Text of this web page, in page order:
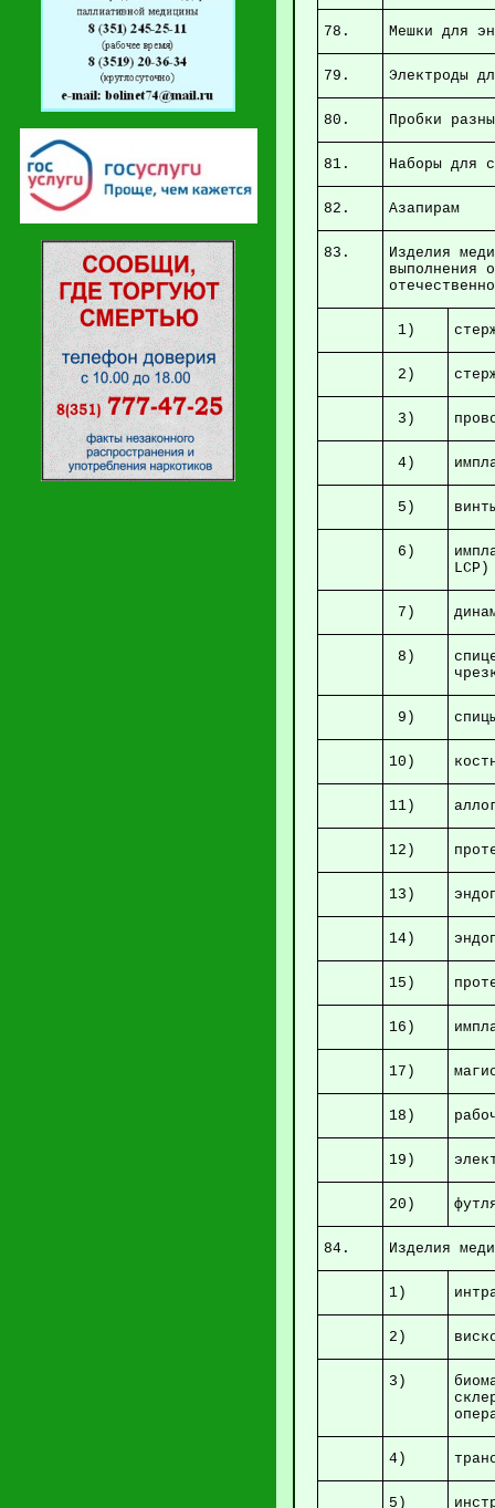
78.
79.
80.
81.
82.
83.
Изделия
выполнения
1)
2)
3)
4)
5)
6)
7)
8)
9)
10)
11)
12)
13)
14)
15)
16)
17)
18)
19)
20)
84. Изделия
1)
2)
3)
4)
5)